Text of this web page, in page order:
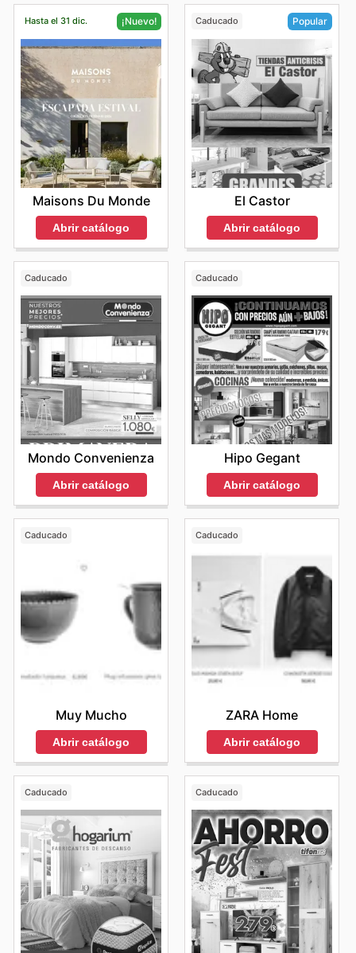
Hasta el 31 dic. ¡Nuevo!
Maisons Du Monde
Abrir catálogo
Caducado Popular
El Castor
Abrir catálogo
Caducado
Mondo Convenienza
Abrir catálogo
Caducado
Hipo Gegant
Abrir catálogo
Caducado
Muy Mucho
Abrir catálogo
Caducado
ZARA Home
Abrir catálogo
Caducado Caducado